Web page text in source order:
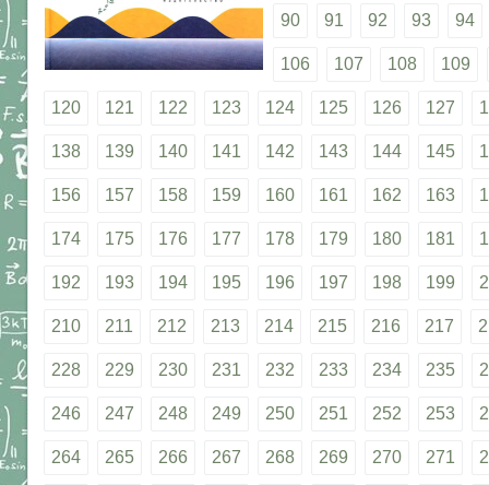
90 91 92 93 94
106 107 108 109
120 121 122 123 124 125 126 127
138 139 140 141 142 143 144 145
156 157 158 159 160 161 162 163
174 175 176 177 178 179 180 181
192 193 194 195 196 197 198 199
210 211 212 213 214 215 216 217
228 229 230 231 232 233 234 235
246 247 248 249 250 251 252 253
264 265 266 267 268 269 270 271